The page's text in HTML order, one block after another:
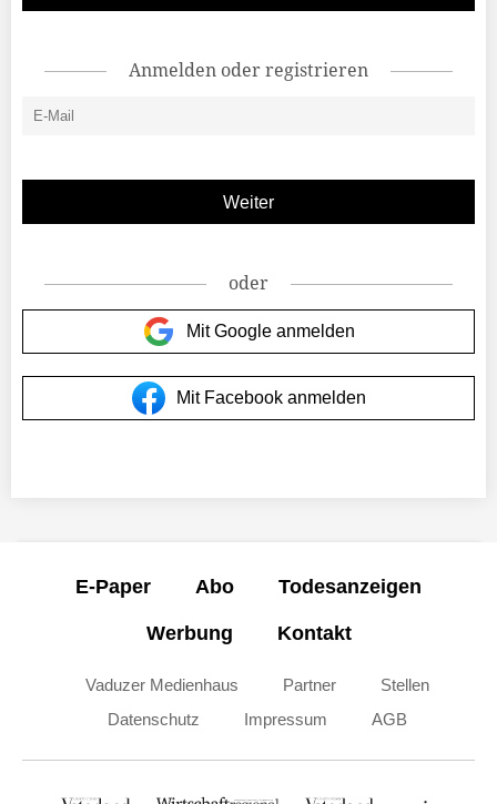
Anmelden oder registrieren
oder
Mit Google anmelden
Mit Facebook anmelden
E-Paper Abo Todesanzeigen
Werbung Kontakt
Vaduzer Medienhaus Partner
Stellen
Datenschutz
Impressum AGB